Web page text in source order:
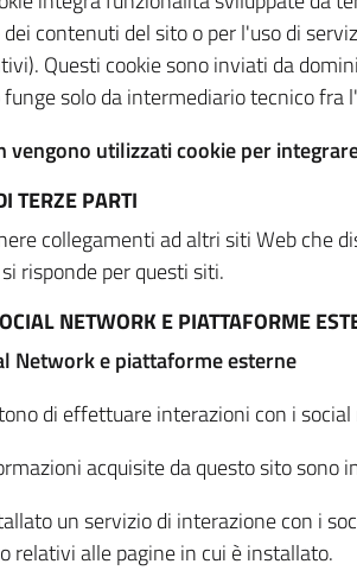
contenuti del sito o per l'uso di
Questi cookie sono inviati da
solo da intermediario tecnico fra
vengono utilizzati cookie per
TERZE PARTI
collegamenti ad altri siti Web che
risponde per questi siti.
NETWORK E PIATTAFORME
Network e piattaforme esterne
di effettuare interazioni con i
acquisite da questo sito
un servizio di interazione con i
relativi alle pagine in cui è installato.